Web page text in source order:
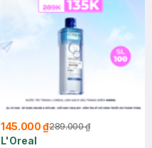
145.000 ₫289.000 ₫
L'Oreal